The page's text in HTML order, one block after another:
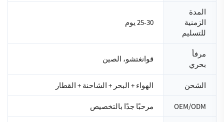
المدة
الزمنية
للتسليم
25-30 يوم
مرفأ
بحري
قوانغتشو، الصين
الشحن الهواء + البحر + الشاحنة + القطار
OEM/ODM مرحبًا جدًا بالتخصيص